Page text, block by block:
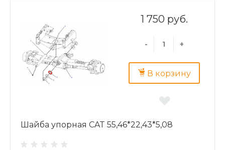
1 750 руб.
- +
В корзину
Шайба упорная CAT 55,46*22,43*5,08